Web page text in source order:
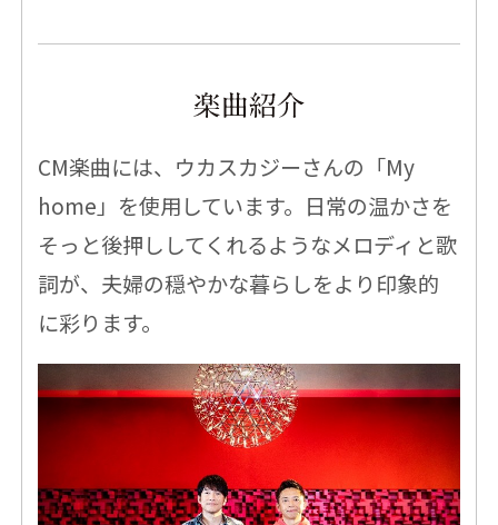
CM楽曲には、ウカスカジーさんの「My
home」を使用しています。日常の温かさを
そっと後押ししてくれるようなメロディと歌
詞が、夫婦の穏やかな暮らしをより印象的
に彩ります。